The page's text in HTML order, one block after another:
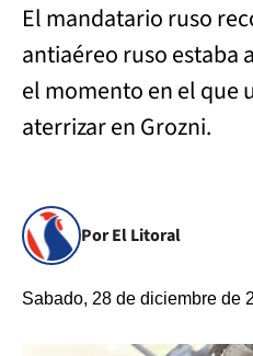
El mandatario ruso
antiaéreo ruso estaba
el momento en el que
aterrizar en Grozni.
Por El Litoral
Sabado, 28 de diciembre de